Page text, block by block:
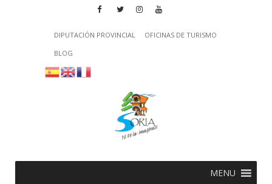
DIPUTACIÓN PROVINCIAL
OFICINAS DE TURISMO
BLOG
MENU